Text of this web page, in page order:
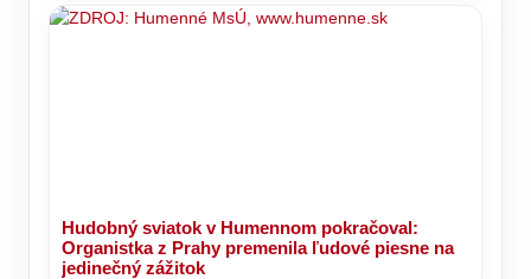
Hudobný sviatok v Humennom pokračoval:
Organistka z Prahy premenila ľudové piesne na
jedinečný zážitok